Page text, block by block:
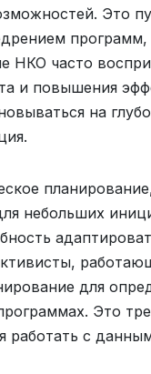
Это
НКО часто
и повышения
на
небольших
для
Это
работать с